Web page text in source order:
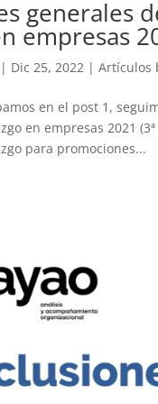
generales
empresas
| Dic 25, 2022 |Artículos
en el post 1,
en empresas 2021
para promociones...